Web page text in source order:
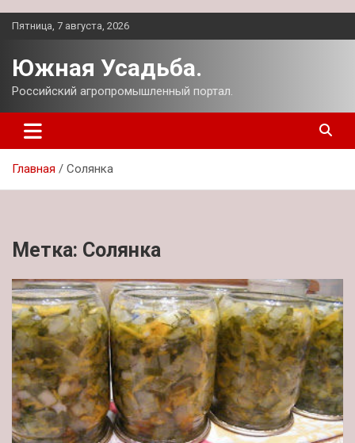
Перейти
Пятница, 7 августа, 2026
Южная Усадьба.
Российский агропромышленный портал.
Главная Солянка
Метка: Солянка